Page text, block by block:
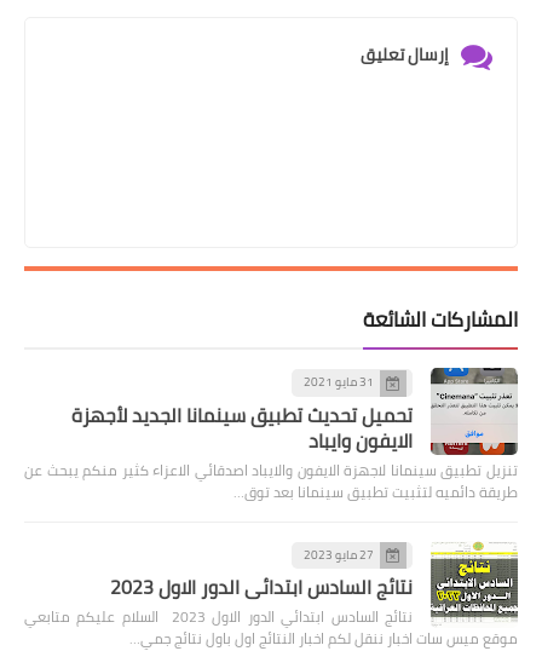
إرسال تعليق
المشاركات الشائعة
31 مايو 2021
تحميل تحديث تطبيق سينمانا الجديد لأجهزة
الايفون وايباد
تنزيل تطبيق سينمانا لاجهزة الايفون والايباد اصدقائي الاعزاء كثير منكم يبحث عن
طريقة دائميه لتثبيت تطبيق سينمانا بعد توق…
27 مايو 2023
نتائج السادس ابتدائي الدور الاول 2023
نتائج السادس ابتدائي الدور الاول 2023 السلام عليكم متابعي
موقع ميس سات اخبار ننقل لكم اخبار النتائج اول باول نتائج جمي…